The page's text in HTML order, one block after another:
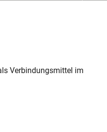
Verbindungsmittel im